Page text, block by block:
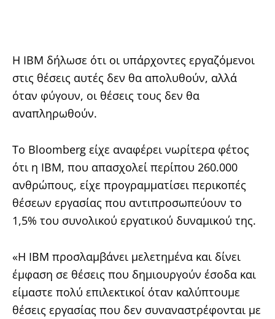
Η IBM δήλωσε ότι οι υπάρχοντες εργαζόμενοι
στις θέσεις αυτές δεν θα απολυθούν, αλλά
όταν φύγουν, οι θέσεις τους δεν θα
αναπληρωθούν.
Το Bloomberg είχε αναφέρει νωρίτερα φέτος
ότι η IBM, που απασχολεί περίπου 260.000
ανθρώπους, είχε προγραμματίσει περικοπές
θέσεων εργασίας που αντιπροσωπεύουν το
1,5% του συνολικού εργατικού δυναμικού της.
«Η IBM προσλαμβάνει μελετημένα και δίνει
έμφαση σε θέσεις που δημιουργούν έσοδα και
είμαστε πολύ επιλεκτικοί όταν καλύπτουμε
θέσεις εργασίας που δεν συναναστρέφονται με